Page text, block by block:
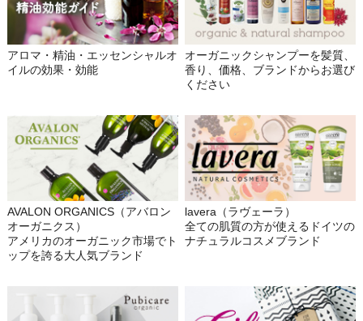
アロマ・精油・エッセンシャルオ
イルの効果・効能
オーガニックシャンプーを髪質、
香り、価格、ブランドからお選び
ください
AVALON ORGANICS（アバロン
オーガニクス）
アメリカのオーガニック市場でト
ップを誇る大人気ブランド
lavera（ラヴェーラ）
全ての肌質の方が使えるドイツの
ナチュラルコスメブランド